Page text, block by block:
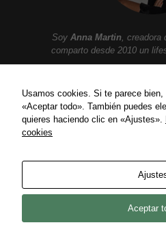
Soy Anna Martin, creadora
comparto desde 2010 un
Política de privacidad
Política de Cookies
Usamos cookies. Si te parece
«Aceptar todo». También puedes
quieres haciendo clic en «Ajustes».
cookies
Aceptar